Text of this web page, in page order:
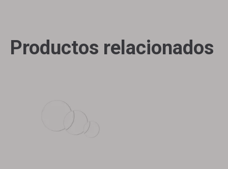
Productos relacionados
Espejos parabólicos fuera del eje dorados